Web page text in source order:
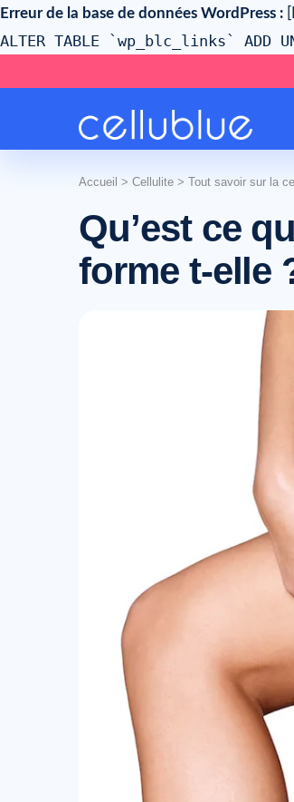
Erreur de la base de données WordPress :
ALTER TABLE `wp_blc_links` ADD
Accueil > Cellulite > Tout savoir sur la
Qu’est ce
forme t-elle